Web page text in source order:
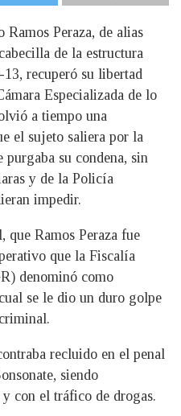
Ramos Peraza, de alias
de la estructura
recuperó su libertad
Especializada de lo
a tiempo una
el sujeto saliera por la
purgaba su condena, sin
y de la Policía
impedir.
que Ramos Peraza fue
que la Fiscalía
denominó como
se le dio un duro golpe
recluido en el penal
siendo
con el tráfico de drogas.